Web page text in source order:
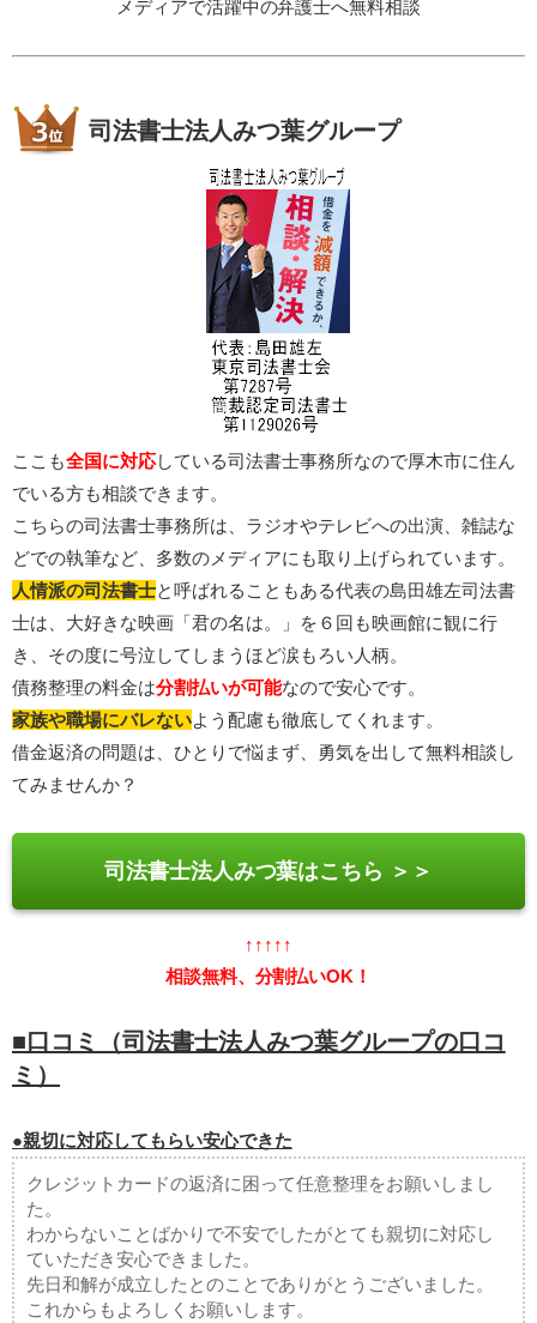
メディアで活躍中の弁護士へ無料相談
司法書士法人みつ葉グループ
ここも全国に対応している司法書士事務所なので厚木市に住ん
でいる方も相談できます。
こちらの司法書士事務所は、ラジオやテレビへの出演、雑誌な
どでの執筆など、多数のメディアにも取り上げられています。
人情派の司法書士と呼ばれることもある代表の島田雄左司法書
士は、大好きな映画「君の名は。」を６回も映画館に観に行
き、その度に号泣してしまうほど涙もろい人柄。
債務整理の料金は分割払いが可能なので安心です。
家族や職場にバレないよう配慮も徹底してくれます。
借金返済の問題は、ひとりで悩まず、勇気を出して無料相談し
てみませんか？
司法書士法人みつ葉はこちら ＞＞
↑↑↑↑↑
相談無料、分割払いOK！
■口コミ（司法書士法人みつ葉グループの口コ
ミ）
●親切に対応してもらい安心できた
クレジットカードの返済に困って任意整理をお願いしまし
た。
わからないことばかりで不安でしたがとても親切に対応し
ていただき安心できました。
先日和解が成立したとのことでありがとうございました。
これからもよろしくお願いします。